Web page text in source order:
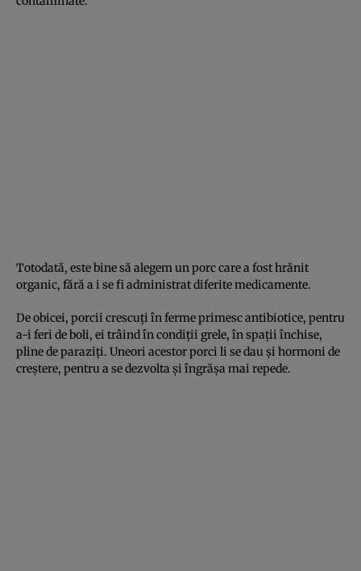
Totodată, este bine să alegem un porc care a fost hrănit
organic, fără a i se fi administrat diferite medicamente.
De obicei, porcii crescuţi în ferme primesc antibiotice, pentru
a-i feri de boli, ei trâind în condiţii grele, în spaţii închise,
pline de paraziţi. Uneori acestor porci li se dau şi hormoni de
creştere, pentru a se dezvolta şi îngrăşa mai repede.